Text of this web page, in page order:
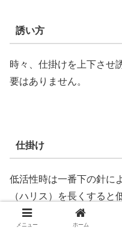
誘い方
時々、仕掛けを上下させ
要はありません。
仕掛け
低活性時は一番下の針に
（ハリス）を長くすると
メニュー ホーム